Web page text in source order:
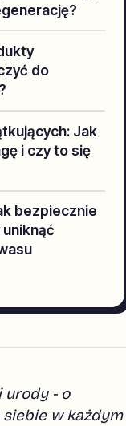
do
Jak
i czy to się
bezpiecznie
urody - o
w każdym